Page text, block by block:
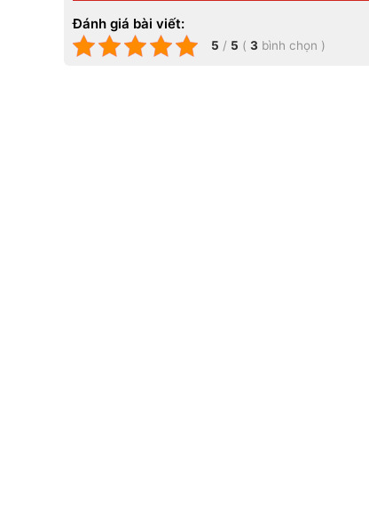
Màu sắc : Đa dạng về màu.
Đánh giá bài viết:
5 / 5 ( 3 bình chọn )